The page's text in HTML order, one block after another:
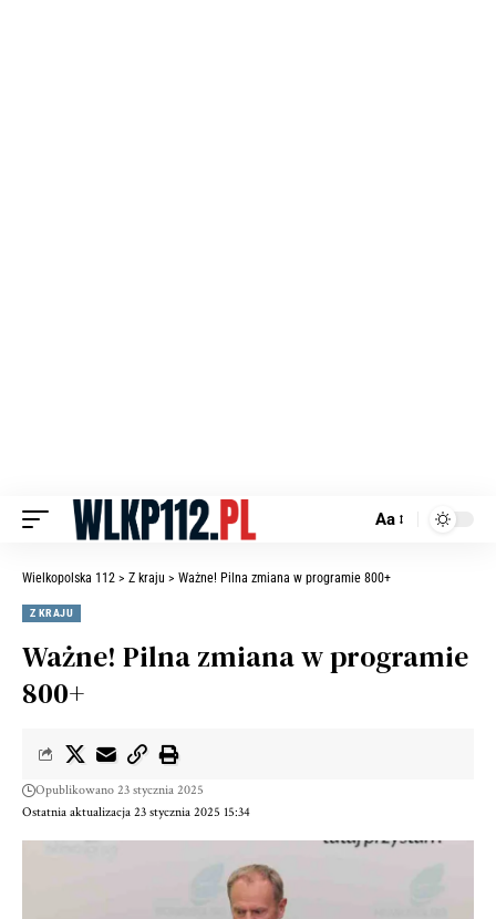
Aa
Wielkopolska 112 > Z kraju > Ważne! Pilna zmiana w programie 800+
Z KRAJU
Ważne! Pilna zmiana w programie
800+
Ostatnia aktualizacja 23 stycznia 2025 15:34
Opublikowano 23 stycznia 2025